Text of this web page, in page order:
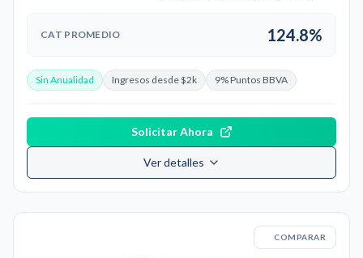
CAT PROMEDIO 124.8%
Sin Anualidad Ingresos desde $2k 9% Puntos BBVA
Solicitar Ahora
Ver detalles
COMPARAR